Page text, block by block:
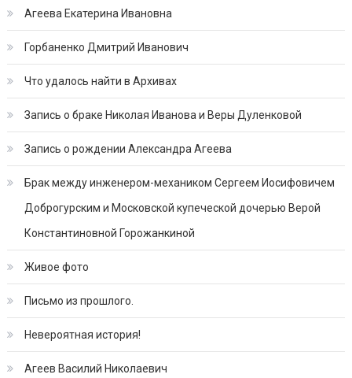
Агеева Екатерина Ивановна
Горбаненко Дмитрий Иванович
Что удалось найти в Архивах
Запись о браке Николая Иванова и Веры Дуленковой
Запись о рождении Александра Агеева
Брак между инженером-механиком Сергеем Иосифовичем
Доброгурским и Московской купеческой дочерью Верой
Константиновной Горожанкиной
Живое фото
Письмо из прошлого.
Невероятная история!
Агеев Василий Николаевич